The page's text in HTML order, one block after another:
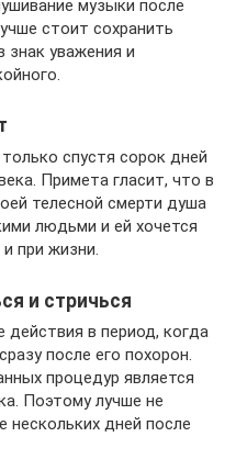
музыки после
стоит сохранить
уважения и
спустя сорок дней
Примета гласит, что в
телесной смерти душа
людьми и ей хочется
при жизни.
и стричься
в период, когда
после его похорон.
процедур является
Поэтому лучше не
нескольких дней после